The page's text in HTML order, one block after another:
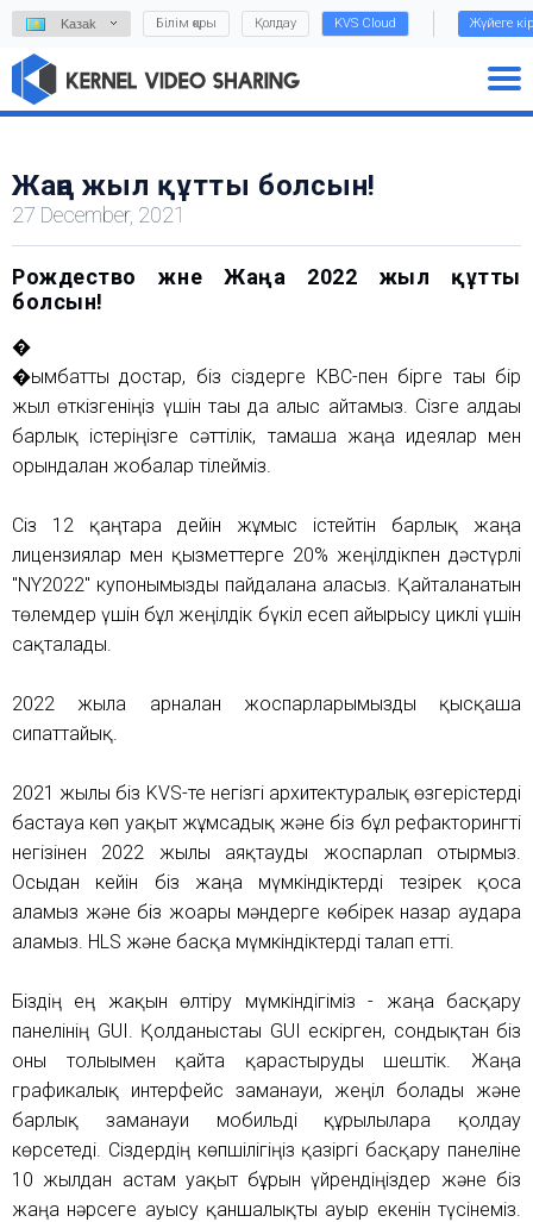
Kазаk Білім қоры Қолдау KVS Cloud Жүйеге
Жаңа жыл құтты болсын!
27 December, 2021
Рождество және Жаңа 2022 жыл құтты
болсын!
�
�ымбатты достар, біз сіздерге КВС-пен бірге тағы бір
жыл өткізгеніңіз үшін тағы да алғыс айтамыз. Сізге алдағы
барлық істеріңізге сәттілік, тамаша жаңа идеялар мен
орындалған жобалар тілейміз.
Сіз 12 қаңтарға дейін жұмыс істейтін барлық жаңа
лицензиялар мен қызметтерге 20% жеңілдікпен дәстүрлі
"NY2022" купонымызды пайдалана аласыз. Қайталанатын
төлемдер үшін бұл жеңілдік бүкіл есеп айырысу циклі үшін
сақталады.
2022 жылға арналған жоспарларымызды қысқаша
сипаттайық.
2021 жылы біз KVS-те негізгі архитектуралық өзгерістерді
бастауға көп уақыт жұмсадық және біз бұл рефакторингті
негізінен 2022 жылы аяқтауды жоспарлап отырмыз.
Осыдан кейін біз жаңа мүмкіндіктерді тезірек қоса
аламыз және біз жоғары мәндерге көбірек назар аудара
аламыз. HLS және басқа мүмкіндіктерді талап етті.
Біздің ең жақын өлтіру мүмкіндігіміз - жаңа басқару
панелінің GUI. Қолданыстағы GUI ескірген, сондықтан біз
оны толығымен қайта қарастыруды шештік. Жаңа
графикалық интерфейс заманауи, жеңіл болады және
барлық заманауи мобильді құрылғыларға қолдау
көрсетеді. Сіздердің көпшілігіңіз қазіргі басқару панеліне
10 жылдан астам уақыт бұрын үйрендіңіздер және біз
жаңа нәрсеге ауысу қаншалықты ауыр екенін түсінеміз.